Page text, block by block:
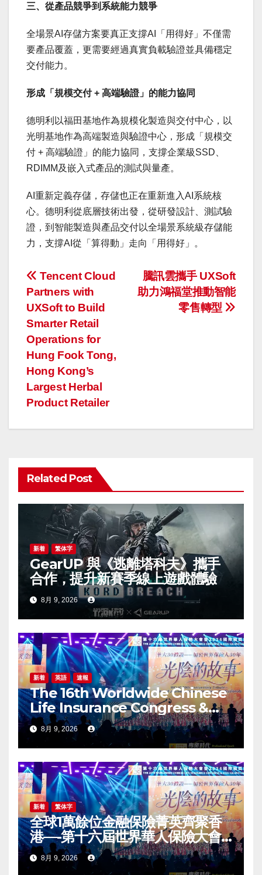
三、從產品競爭到系統能力競爭
全場景AI存儲方案要真正支撐AI「用得好」不僅需
要產品覆蓋，更需要經過真實負載驗證並具備穩定
交付能力。
形成「規模交付+ 高端驗證」的能力協同
德明利以福田基地作為規模化製造與交付中心，以
光明基地作為高端製造與驗證中心，形成「規模交
付 + 高端驗證」的能力協同，支撐企業級SSD、
RDIMM及嵌入式產品的測試與量產。
AI重新定義存儲，存儲也正在重新進入AI系統核
心。德明利從底層技術出發，從研發設計、測試驗
證，到智能製造與產品交付以全場景系統級存儲能
力，支撐AI從「算得動」走向「用得好」。
投
稿
ナ
ビ
ゲ
ー
シ
ン
騰訊雲攜手 UXSoft
助力鴻福堂推動智能
零售轉型
Tencent Cloud
Partners with
UXSoft to Build
Smarter Retail
Operations for
Hung Fook Tong,
Hong Kong’s
Largest Herbal
Product Retailer
Related Post
新着 繁体字
GearUP 與《逃離塔科夫》攜手
合作，提升新賽季線上遊戲體驗
8月 9, 2026
新着 英語 速報
The 16th Worldwide Chinese
Life Insurance Congress &
2026 International Dragon
Award (IDA) Annual
Conference Grandly Held
8月 9, 2026
新着 繁体字
全球1萬餘位金融保險菁英齊聚香
港—-第十六屆世界華人保險大會
暨2026國際龍獎IDA年會盛大舉
辦8月 9, 2026